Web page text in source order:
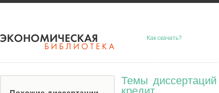
Как скачать?
Темы